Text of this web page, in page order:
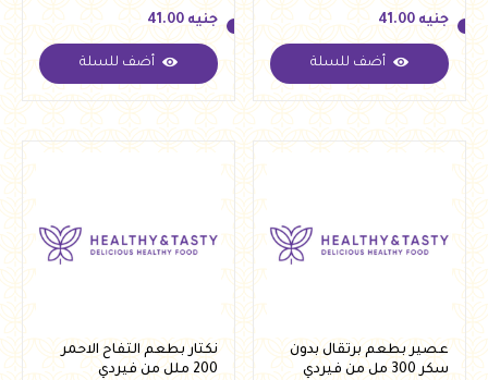
جنيه
جنيه 41.00
أضف للسلة
جنيه
جنيه 41.00
أضف للسلة
عصير بطعم برتقال بدون
سكر 300 مل من فيردي
نكتار بطعم التفاح الاحمر
200 ملل من فيردي